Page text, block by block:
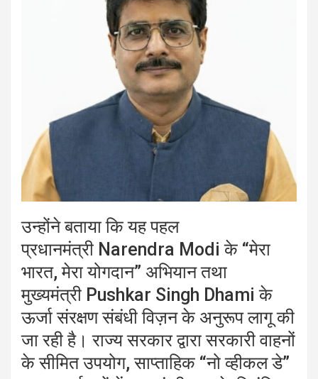
उन्होंने बताया कि यह पहल
प्रधानमंत्री Narendra Modi के “मेरा
भारत, मेरा योगदान” अभियान तथा
मुख्यमंत्री Pushkar Singh Dhami के
ऊर्जा संरक्षण संबंधी विज़न के अनुरूप लागू की
जा रही है। राज्य सरकार द्वारा सरकारी वाहनों
के सीमित उपयोग, साप्ताहिक “नो व्हीकल डे”